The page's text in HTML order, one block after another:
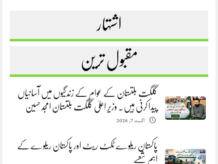
اشتہار
مقبول ترین
گلگت بلتستان کے عوام کے زندگیوں میں آسانیاں
پیدا کرنی ہیں. وزیر اعلیٰ گلگت بلتستان امجد حسین
اگست 7, 2026
پاکستان ریلوے ٹکٹ ریٹ اور پاکستان ریلوے کے
اہم شعبے